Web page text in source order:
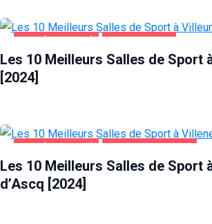
Les 10 Meilleurs Salles de Sport
[2024]
Les 10 Meilleurs Salles de Sport
d’Ascq [2024]